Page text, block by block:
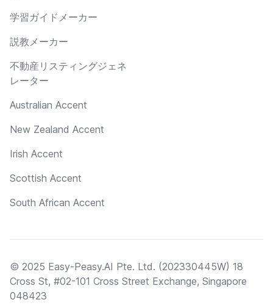
学習ガイドメーカー
説教メーカー
不動産リスティングジェネ
レーター
Australian Accent
New Zealand Accent
Irish Accent
Scottish Accent
South African Accent
© 2025 Easy-Peasy.AI Pte. Ltd. (202330445W) 18
Cross St, #02-101 Cross Street Exchange, Singapore
048423